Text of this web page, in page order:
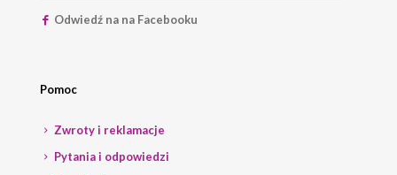
Odwiedź na na Facebooku
Pomoc
Zwroty i reklamacje
Pytania i odpowiedzi